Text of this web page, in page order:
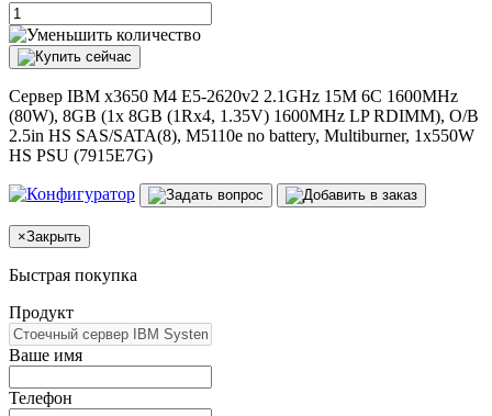
Сервер IBM x3650 M4 E5-2620v2 2.1GHz 15M 6C 1600MHz
(80W), 8GB (1x 8GB (1Rx4, 1.35V) 1600MHz LP RDIMM), O/B
2.5in HS SAS/SATA(8), M5110e no battery, Multiburner, 1x550W
HS PSU (7915E7G)
×Закрыть
Быстрая покупка
Продукт
Ваше имя
Телефон